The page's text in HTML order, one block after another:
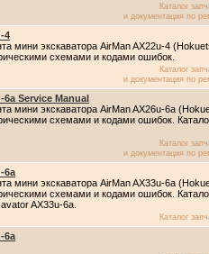
Каталог
и документация по
4
мини экскаватора AirMan AX22u-4
схемами и кодами ошибок.
Каталог
и документация по
Service Manual
мини экскаватора AirMan AX26u-6a
схемами и кодами ошибок.
Каталог
и документация по
6a
мини экскаватора AirMan AX33u-6a
схемами и кодами ошибок.
AX33u-6a.
Каталог
6a